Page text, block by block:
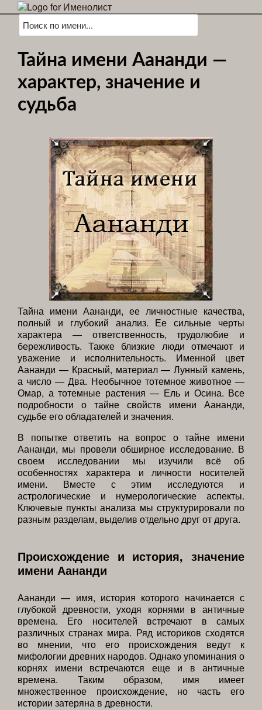
Тайна имени Аананди —
характер, значение и
судьба
Тайна имени Аананди, ее личностные качества,
полный и глубокий анализ. Ее сильные черты
характера — ответственность, трудолюбие и
бережливость. Также близкие люди отмечают и
уважение и исполнительность. Именной цвет
Аананди — Красный, материал — Лунный камень,
а число — Два. Необычное тотемное животное —
Омар, а тотемные растения — Ель и Осина. Все
подробности о тайне свойств имени Аананди,
судьбе его обладателей и значения.
В попытке ответить на вопрос о тайне имени
Аананди, мы провели обширное исследование. В
своем исследовании мы изучили всё об
особенностях характера и личности носителей
имени. Вместе с этим исследуются и
астрологические и нумерологические аспекты.
Ключевые пункты анализа мы структурировали по
разным разделам, выделив отдельно друг от друга.
Происхождение и история, значение
имени Аананди
Аананди — имя, история которого начинается с
глубокой древности, уходя корнями в античные
времена. Его носителей встречают в самых
различных странах мира. Ряд историков сходятся
во мнении, что его происхождения ведут к
мифологии древних народов. Однако упоминания о
корнях имени встречаются еще и в античные
времена. Таким образом, имя имеет
множественное происхождение, но часть его
истории затеряна в древности.